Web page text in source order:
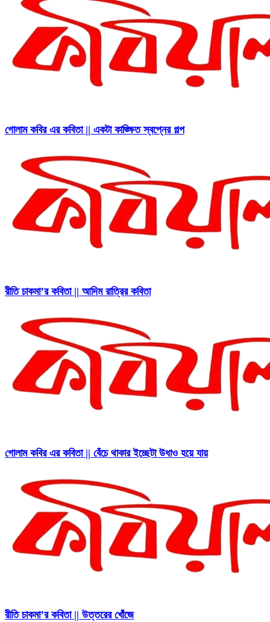
গোলাম কবির এর কবিতা || একটা কাঙ্ক্ষিত স্বপ্নের গল্প
রীতি চাকমা’র কবিতা || আদিম রাত্রির কবিতা
গোলাম কবির এর কবিতা || বেঁচে থাকার ইচ্ছেটা উধাও হয়ে যায়
রীতি চাকমা’র কবিতা || উত্তরের খোঁজে